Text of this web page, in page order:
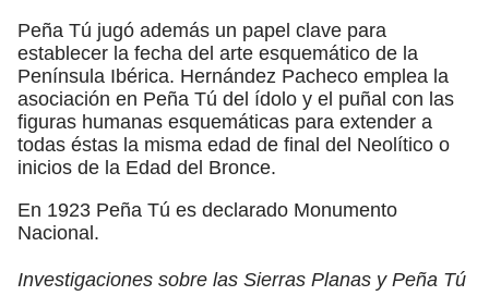
Peña Tú jugó además un papel clave para
establecer la fecha del arte esquemático de la
Península Ibérica. Hernández Pacheco emplea la
asociación en Peña Tú del ídolo y el puñal con las
figuras humanas esquemáticas para extender a
todas éstas la misma edad de final del Neolítico o
inicios de la Edad del Bronce.
En 1923 Peña Tú es declarado Monumento
Nacional.
Investigaciones sobre las Sierras Planas y Peña Tú